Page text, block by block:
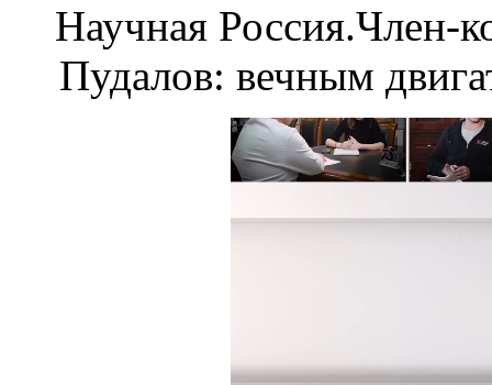
Научная Россия.Член-
Пудалов: вечным